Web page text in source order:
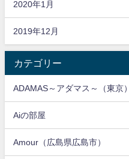
2020年1月
2019年12月
カテゴリー
ADAMAS～アダマス～（東京）
Aiの部屋
Amour（広島県広島市）